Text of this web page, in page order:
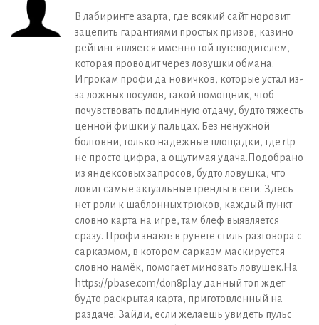
В лабиринте азарта, где всякий сайт норовит
зацепить гарантиями простых призов, казино
рейтинг является именно той путеводителем,
которая проводит через ловушки обмана.
Игрокам профи да новичков, которые устал из-
за ложных посулов, такой помощник, чтоб
почувствовать подлинную отдачу, будто тяжесть
ценной фишки у пальцах. Без ненужной
болтовни, только надёжные площадки, где rtp
не просто цифра, а ощутимая удача.Подобрано
из яндексовых запросов, будто ловушка, что
ловит самые актуальные тренды в сети. Здесь
нет роли к шаблонных трюков, каждый пункт
словно карта на игре, там блеф выявляется
сразу. Профи знают: в рунете стиль разговора с
сарказмом, в котором сарказм маскируется
словно намёк, помогает миновать ловушек.На
https://pbase.com/don8play данный топ ждёт
будто раскрытая карта, приготовленный на
раздаче. Зайди, если желаешь увидеть пульс